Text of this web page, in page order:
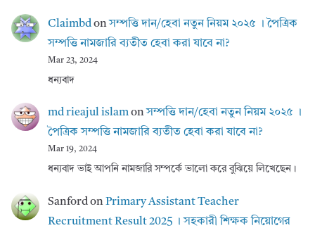
Claimbdonসম্পত্তি দান/হেবা নতুন নিয়ম ২০২৫ । পৈত্রিক
সম্পত্তি নামজারি ব্যতীত হেবা করা যাবে না?
Mar 23, 2024
ধন্যবাদ
md rieajul islamonসম্পত্তি দান/হেবা নতুন নিয়ম ২০২৫ ।
পৈত্রিক সম্পত্তি নামজারি ব্যতীত হেবা করা যাবে না?
Mar 19, 2024
ধন্যবাদ ভাই আপনি নামজারি সম্পর্কে ভালো করে বুঝিয়ে লিখেছেন।
SanfordonPrimary Assistant Teacher
Recruitment Result 2025 । সহকারী শিক্ষক নিয়োগের